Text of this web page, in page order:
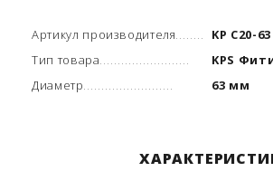
Артикул производителя
KP C20-63
Тип товара
KPS
Диаметр
63 мм